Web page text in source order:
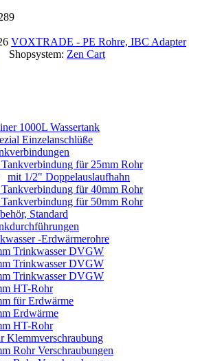
VOXTRADE - PE Rohre, IBC Adapter
Zen Cart
1000L Wassertank
Einzelanschlüße
für 25mm Rohr
mit 1/2" Doppelauslaufhahn
für 40mm Rohr
für 50mm Rohr
Standard
-Erdwärmerohre
Trinkwasser DVGW
Trinkwasser DVGW
Trinkwasser DVGW
HT-Rohr
für Erdwärme
Erdwärme
HT-Rohr
Klemmverschraubung
Rohr Verschraubungen